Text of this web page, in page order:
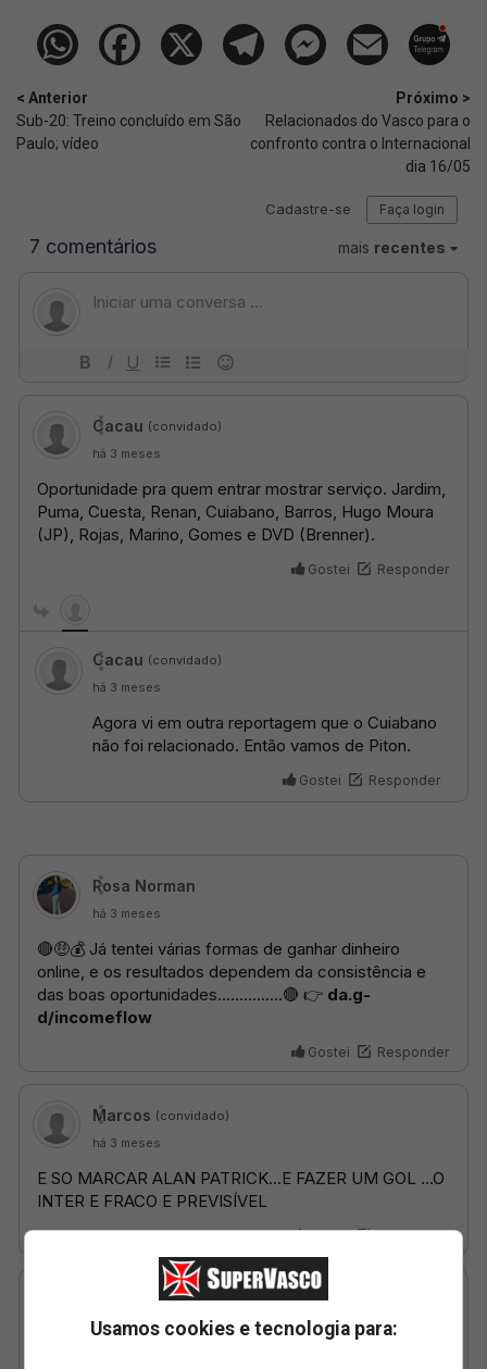
< Anterior
Sub-20: Treino concluído em São
Paulo; vídeo
Próximo >
Relacionados do Vasco para o
confronto contra o Internacional
dia 16/05
Usamos cookies e tecnologia para: